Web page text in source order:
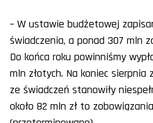
– W ustawie budżetowej
świadczenia, a ponad 307 mln
Do końca roku powinniśmy
mln złotych. Na koniec sierpnia
ze świadczeń stanowiły
około 82 mln zł to